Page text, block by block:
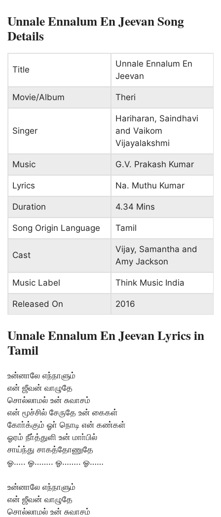
Unnale Ennalum En Jeevan Song
Details
Title
Unnale Ennalum En
Jeevan
Movie/Album Theri
Singer
Hariharan, Saindhavi
and Vaikom
Vijayalakshmi
Music G.V. Prakash Kumar
Lyrics Na. Muthu Kumar
Duration 4.34 Mins
Song Origin Language Tamil
Cast
Vijay, Samantha and
Amy Jackson
Music Label Think Music India
Released On 2016
Unnale Ennalum En Jeevan Lyrics in
Tamil
உன்னாலே எந்நாளும்
என் ஜீவன் வாழுதே
சொல்லாமல் உன் சுவாசம்
என் மூச்சில் சேருதே உன் கைகள்
கோா்க்கும் ஓா் நொடி என் கண்கள்
ஓரம் நீா்த்துளி உன் மாா்பில்
சாய்ந்து சாகத்தோணுதே
ஓ….. ஓ…….. ஓ…….. ஓ……
உன்னாலே எந்நாளும்
என் ஜீவன் வாழுதே
சொல்லாமல் உன் சுவாசம்